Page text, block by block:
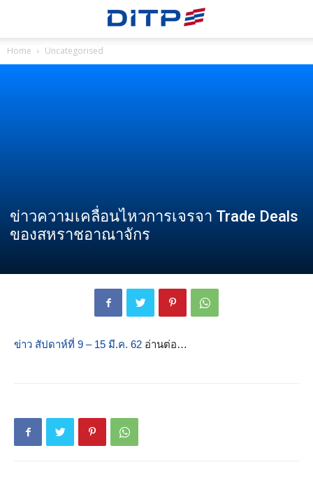
Home Uncategorised
ข่าวความเคลื่อนไหวการเจรจา Trade Deals
ของสหราชอาณาจักร
ข่าว สัปดาห์ที่ 9 – 15 มี.ค. 62 อ่านต่อ…